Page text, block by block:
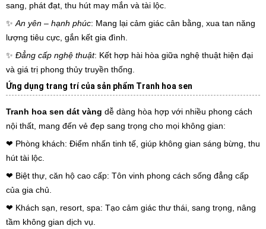
sang, phát đạt, thu hút may mắn và tài lộc.
✨ An yên – hạnh phúc: Mang lại cảm giác cân bằng, xua tan năng
lượng tiêu cực, gắn kết gia đình.
✨ Đẳng cấp nghệ thuật: Kết hợp hài hòa giữa nghệ thuật hiện đại
và giá trị phong thủy truyền thống.
Ứng dụng trang trí của sản phẩm Tranh hoa sen
Tranh hoa sen dát vàng dễ dàng hòa hợp với nhiều phong cách
nội thất, mang đến vẻ đẹp sang trọng cho mọi không gian:
❤ Phòng khách: Điểm nhấn tinh tế, giúp không gian sáng bừng, thu
hút tài lộc.
❤ Biệt thự, căn hộ cao cấp: Tôn vinh phong cách sống đẳng cấp
của gia chủ.
❤ Khách sạn, resort, spa: Tạo cảm giác thư thái, sang trọng, nâng
tầm không gian dịch vụ.